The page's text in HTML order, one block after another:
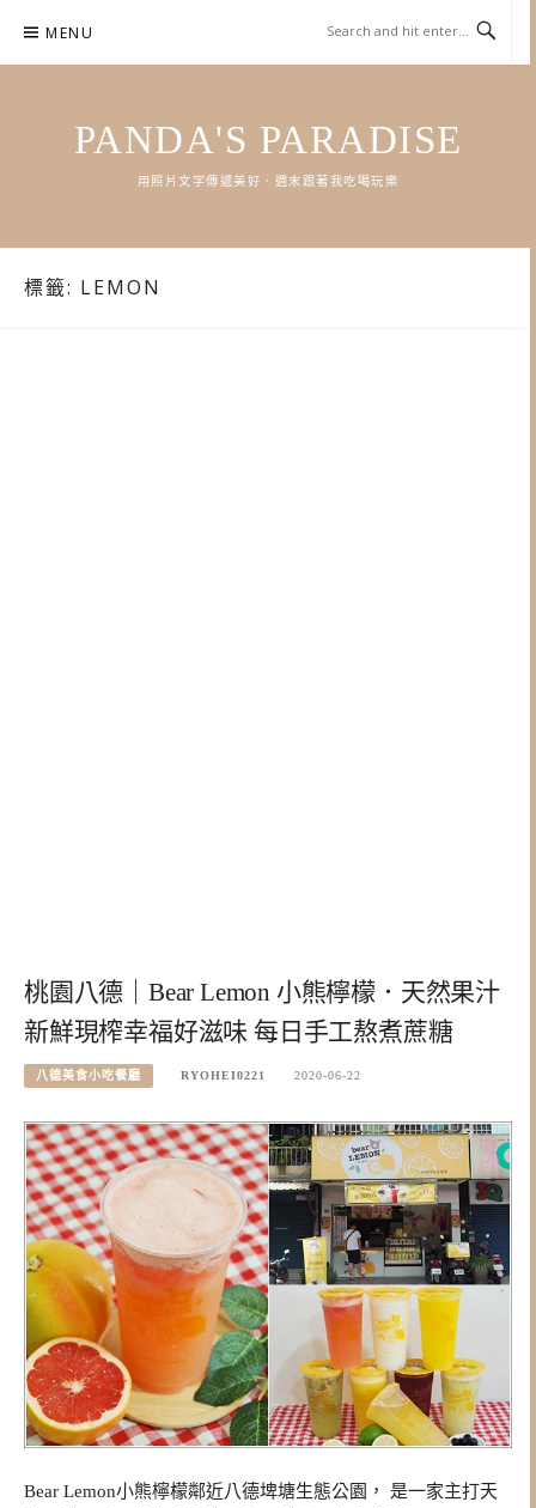
content
MENU
PANDA'S PARADISE
用照片文字傳遞美好．週末跟著我吃喝玩樂
標籤: LEMON
桃園八德｜Bear Lemon 小熊檸檬．天然果汁
新鮮現榨幸福好滋味 每日手工熬煮蔗糖
八德美食小吃餐廳 RYOHEI0221 2020-06-22
Bear Lemon小熊檸檬鄰近八德埤塘生態公園， 是一家主打天